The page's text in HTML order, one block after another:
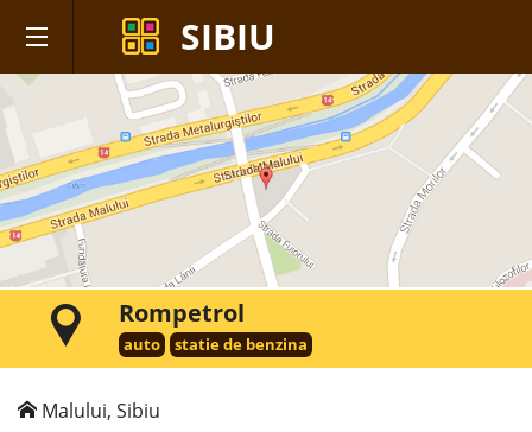
SIBIU
Rompetrol
auto statie de benzina
Malului, Sibiu